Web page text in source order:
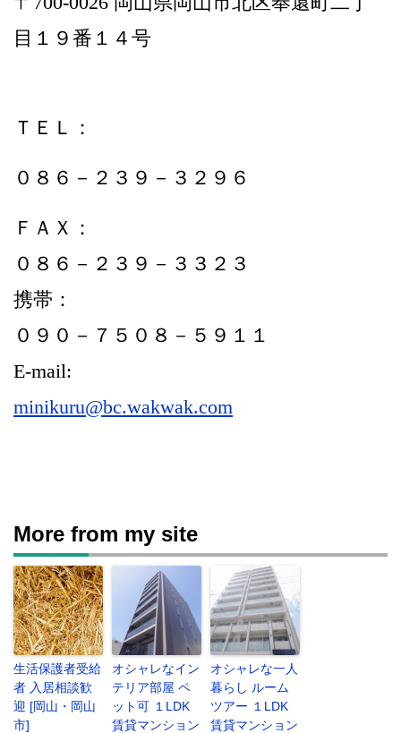
目１９番１４号
ＴＥＬ：
０８６－２３９－３２９６
ＦＡＸ：
０８６－２３９－３３２３
携帯：
０９０－７５０８－５９１１
E-mail:
minikuru@bc.wakwak.com
More from my site
生活保護者受給
者 入居相談歓
迎 [岡山・岡山
市]
オシャレなイン
テリア部屋 ペ
ット可 １LDK
賃貸マンション
オシャレな一人
暮らし ルーム
ツアー １LDK
賃貸マンション